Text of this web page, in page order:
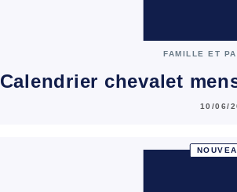
FAMILLE ET
Calendrier chevalet
10/06/